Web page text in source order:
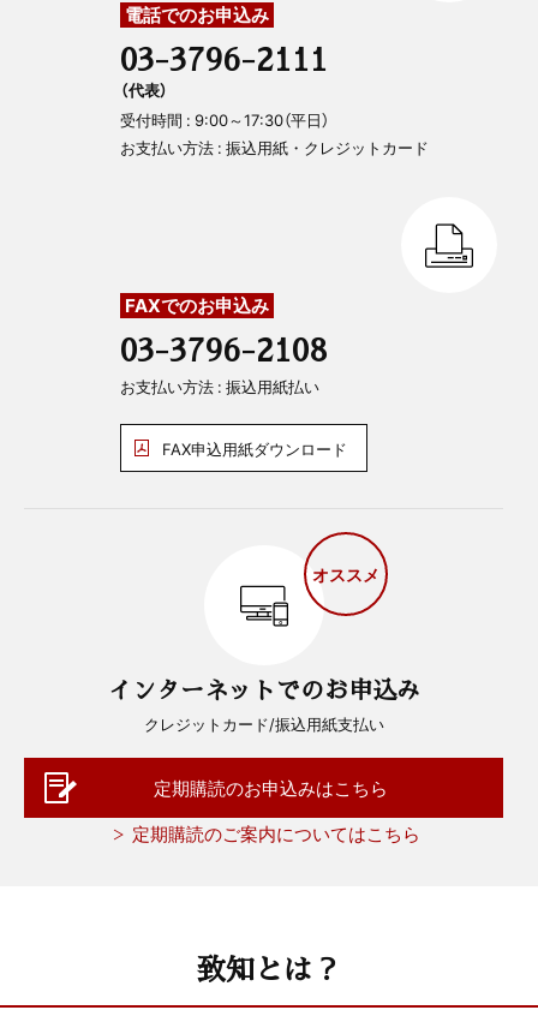
電話でのお申込み
03-3796-2111
（代表）
受付時間 : 9:00～17:30（平日）
お支払い方法 : 振込用紙・クレジットカード
FAXでのお申込み
03-3796-2108
お支払い方法 : 振込用紙払い
FAX申込用紙ダウンロード
オススメ
インターネットでのお申込み
クレジットカード/振込用紙支払い
定期購読のお申込みはこちら
定期購読のご案内についてはこちら
致知とは？